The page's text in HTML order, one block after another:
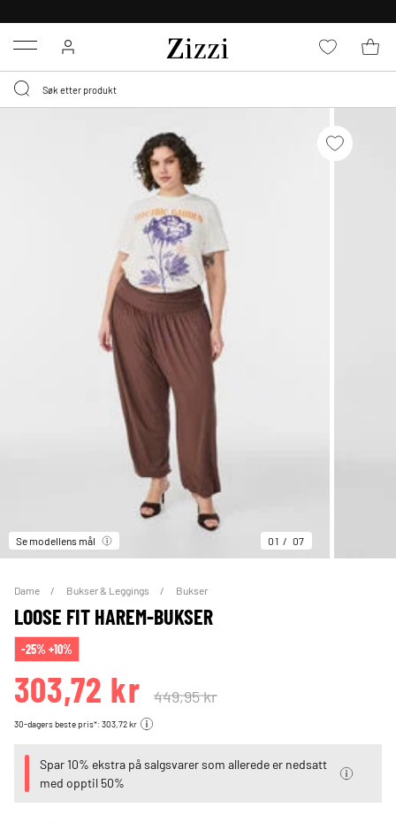
Menu
Se modellens mål 01 07
Dame Bukser & Leggings Bukser
LOOSE FIT HAREM-BUKSER
-25% +10%
303,72 kr 449,95 kr
30-dagers beste pris*: 303,72 kr
Spar 10% ekstra på salgsvarer som allerede er nedsatt
med opptil 50%